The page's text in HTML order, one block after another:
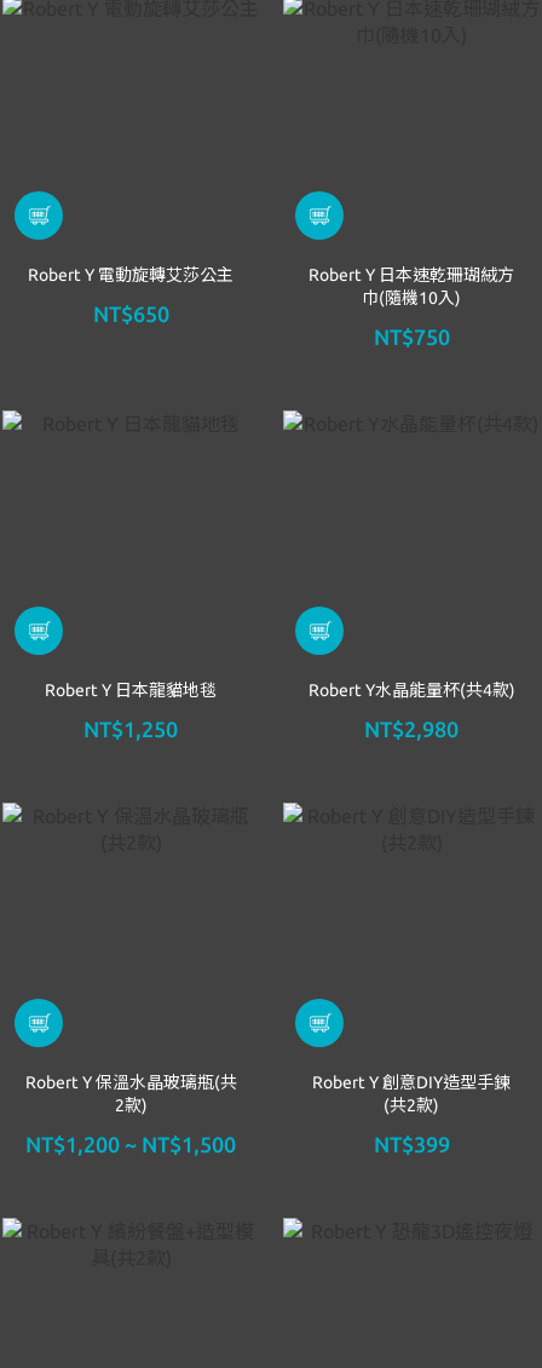
Robert Y 電動旋轉艾莎公主
NT$650
Robert Y 日本速乾珊瑚絨方
巾(隨機10入)
NT$750
Robert Y 日本龍貓地毯
NT$1,250
Robert Y水晶能量杯(共4款)
NT$2,980
Robert Y 保溫水晶玻璃瓶(共
2款)
NT$1,200 ~ NT$1,500
Robert Y 創意DIY造型手鍊
(共2款)
NT$399